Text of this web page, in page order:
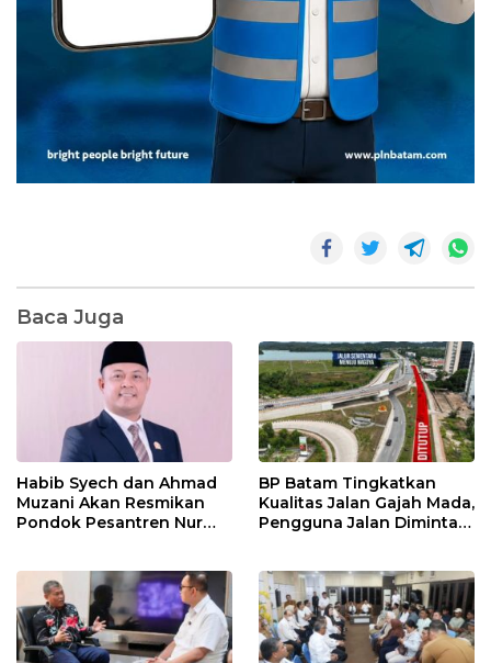
Baca Juga
Habib Syech dan Ahmad
Muzani Akan Resmikan
Pondok Pesantren Nur
BP Batam Tingkatkan
Kualitas Jalan Gajah Mada,
Pengguna Jalan Diminta